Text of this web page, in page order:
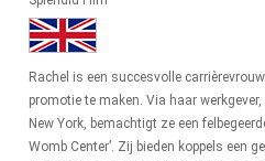
Rachel is een succesvolle
promotie te maken. Via haar
New York, bemachtigt ze een
Womb Center’. Zij bieden koppels een